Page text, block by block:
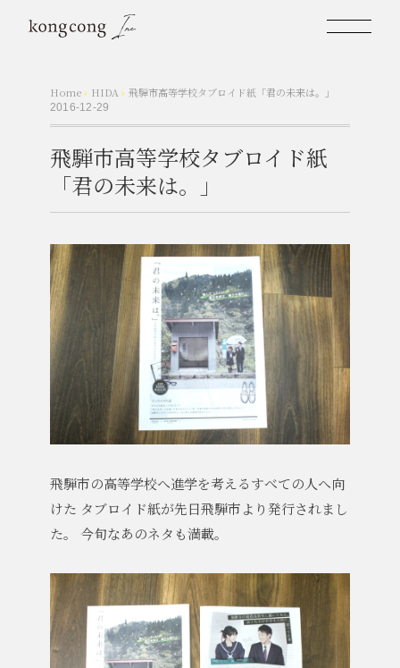
Home› HIDA › 飛騨市高等学校タブロイド紙「君の未来は。」
2016-12-29
飛騨市高等学校タブロイド紙
「君の未来は。」
飛騨市の高等学校へ進学を考えるすべての人へ向
けた タブロイド紙が先日飛騨市より発行されまし
た。
今旬なあのネタも満載。